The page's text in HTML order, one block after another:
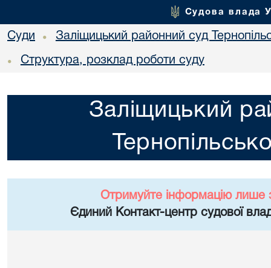
Судова влада
Суди • Заліщицький районний суд
• Структура, розклад роботи суду
Заліщицький
Отримуйте інформацію лише
Єдиний Контакт-центр судової